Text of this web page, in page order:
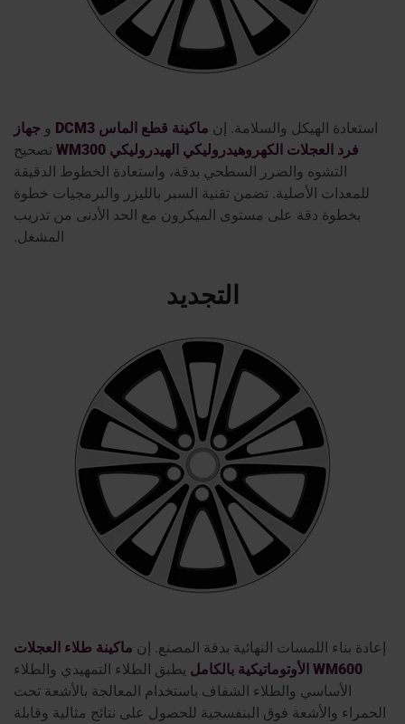
استعادة الهيكل والسلامة. إن ماكينة قطع الماس DCM3 و جهاز
فرد العجلات الكهروهيدروليكي الهيدروليكي WM300
تصحيح
التشوه والضرر السطحي بدقة، واستعادة الخطوط الدقيقة
للمعدات الأصلية. تضمن تقنية السبر بالليزر والبرمجيات خطوة
بخطوة دقة على مستوى الميكرون مع الحد الأدنى من تدريب
المشغل.
التجديد
إعادة بناء اللمسات النهائية بدقة المصنع. إن ماكينة طلاء العجلات
WM600 الأوتوماتيكية بالكامل
يطبق الطلاء التمهيدي والطلاء
الأساسي والطلاء الشفاف باستخدام المعالجة بالأشعة تحت
الحمراء والأشعة فوق البنفسجية للحصول على نتائج مثالية وقابلة